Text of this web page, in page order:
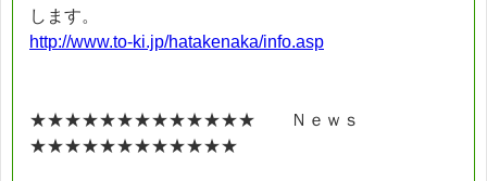
します。
http://www.to-ki.jp/hatakenaka/info.asp
★★★★★★★★★★★★★ Ｎｅｗｓ
★★★★★★★★★★★★